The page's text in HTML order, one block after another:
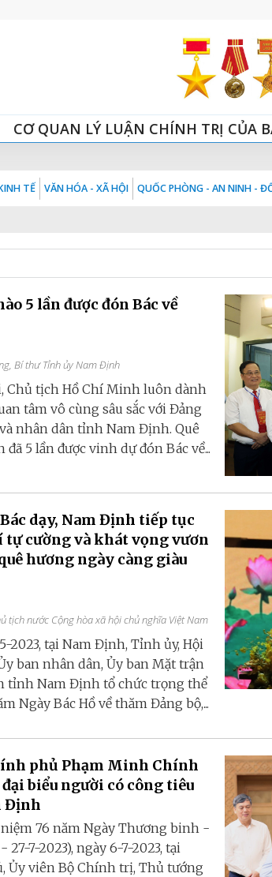
CƠ QUAN LÝ LUẬN CHÍNH TRỊ CỦA
TẾ VĂN HÓA - XÃ HỘI QUỐC PHÒNG - AN NINH -
5 lần được đón Bác về
Bí thư Tỉnh ủy Nam Định
Chủ tịch Hồ Chí Minh luôn dành
tâm vô cùng sâu sắc với Đảng
nhân dân tỉnh Nam Định. Quê
5 lần được vinh dự đón Bác về...
dạy, Nam Định tiếp tục
tự cường và khát vọng vươn
hương ngày càng giàu
tịch nước Cộng hòa xã hội chủ nghĩa Việt Nam
2023, tại Nam Định, Tỉnh ủy, Hội
ban nhân dân, Ủy ban Mặt trận
tỉnh Nam Định tổ chức trọng thể
Ngày Bác Hồ về thăm Đảng bộ,...
phủ Phạm Minh Chính
biểu người có công tiêu
Định
76 năm Ngày Thương binh -
27-7-2023), ngày 6-7-2023, tại
Ủy viên Bộ Chính trị, Thủ tướng